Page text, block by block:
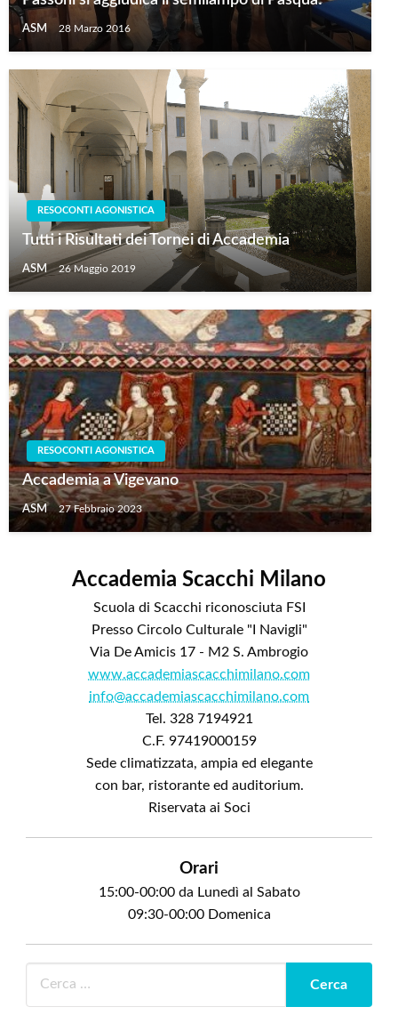
ASM 28 Marzo 2016
RESOCONTI AGONISTICA
Tutti i Risultati dei Tornei di Accademia
ASM 26 Maggio 2019
RESOCONTI AGONISTICA
Accademia a Vigevano
ASM 27 Febbraio 2023
Accademia Scacchi Milano
Scuola di Scacchi riconosciuta FSI
Presso Circolo Culturale "I Navigli"
Via De Amicis 17 - M2 S. Ambrogio
www.accademiascacchimilano.com
info@accademiascacchimilano.com
Tel. 328 7194921
C.F. 97419000159
Sede climatizzata, ampia ed elegante
con bar, ristorante ed auditorium.
Riservata ai Soci
Orari
15:00-00:00 da Lunedì al Sabato
09:30-00:00 Domenica